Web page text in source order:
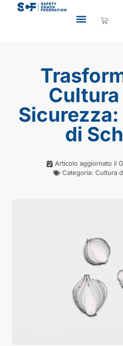
di
Articolo aggiornato il
Categoria: Cultura